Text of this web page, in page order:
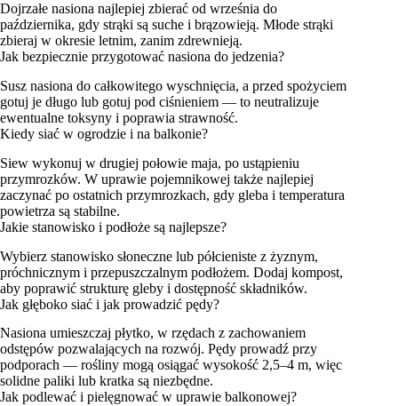
Dojrzałe nasiona najlepiej zbierać od września do
października, gdy strąki są suche i brązowieją. Młode strąki
zbieraj w okresie letnim, zanim zdrewnieją.
Jak bezpiecznie przygotować nasiona do jedzenia?
Susz nasiona do całkowitego wyschnięcia, a przed spożyciem
gotuj je długo lub gotuj pod ciśnieniem — to neutralizuje
ewentualne toksyny i poprawia strawność.
Kiedy siać w ogrodzie i na balkonie?
Siew wykonuj w drugiej połowie maja, po ustąpieniu
przymrozków. W uprawie pojemnikowej także najlepiej
zaczynać po ostatnich przymrozkach, gdy gleba i temperatura
powietrza są stabilne.
Jakie stanowisko i podłoże są najlepsze?
Wybierz stanowisko słoneczne lub półcieniste z żyznym,
próchnicznym i przepuszczalnym podłożem. Dodaj kompost,
aby poprawić strukturę gleby i dostępność składników.
Jak głęboko siać i jak prowadzić pędy?
Nasiona umieszczaj płytko, w rzędach z zachowaniem
odstępów pozwalających na rozwój. Pędy prowadź przy
podporach — rośliny mogą osiągać wysokość 2,5–4 m, więc
solidne paliki lub kratka są niezbędne.
Jak podlewać i pielęgnować w uprawie balkonowej?